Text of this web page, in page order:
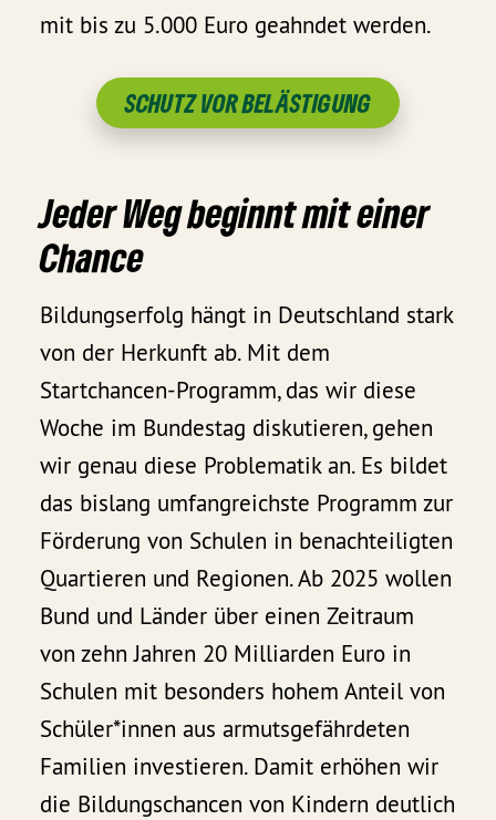
mit bis zu 5.000 Euro geahndet werden.
SCHUTZ VOR BELÄSTIGUNG
Jeder Weg beginnt mit einer
Chance
Bildungserfolg hängt in Deutschland stark
von der Herkunft ab. Mit dem
Startchancen-Programm, das wir diese
Woche im Bundestag diskutieren, gehen
wir genau diese Problematik an. Es bildet
das bislang umfangreichste Programm zur
Förderung von Schulen in benachteiligten
Quartieren und Regionen. Ab 2025 wollen
Bund und Länder über einen Zeitraum
von zehn Jahren 20 Milliarden Euro in
Schulen mit besonders hohem Anteil von
Schüler*innen aus armutsgefährdeten
Familien investieren. Damit erhöhen wir
die Bildungschancen von Kindern deutlich